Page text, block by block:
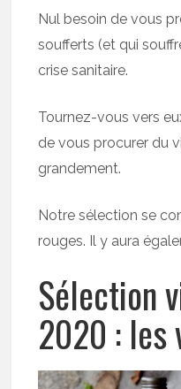
Nul besoin de vous
soufferts (et qui
crise sanitaire.
Tournez-vous vers
de vous procurer du
grandement.
Notre sélection se
rouges. Il y aura
Sélection
2020 : les